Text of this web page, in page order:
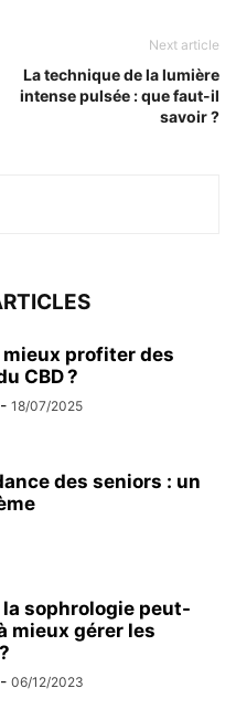
Next article
La technique de la lumière
intense pulsée : que faut-il
savoir ?
profiter des
CBD ?
- 18/07/2025
des seniors : un
sophrologie peut-
mieux gérer les
- 06/12/2023